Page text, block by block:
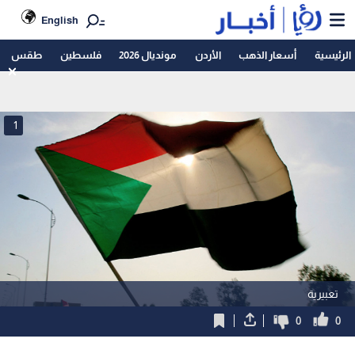
English
الرئيسية أسعار الذهب الأردن مونديال 2026 فلسطين طقس
تعبيرية
1
0
0